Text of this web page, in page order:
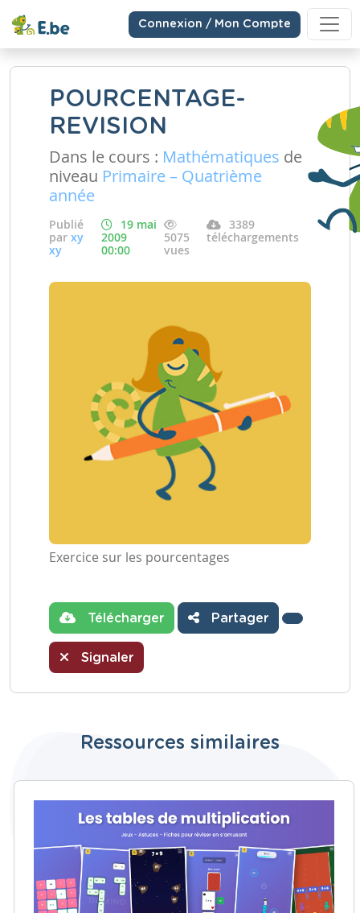
Connexion / Mon Compte
POURCENTAGE-
REVISION
Dans le cours : Mathématiques de
niveau Primaire – Quatrième
année
Publié
par xy
xy
19 mai
2009
00:00
5075
vues
3389
téléchargements
Exercice sur les pourcentages
Télécharger Partager
Signaler
Ressources similaires